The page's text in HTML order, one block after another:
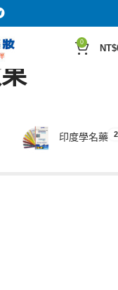
0
NT$
印度學名藥